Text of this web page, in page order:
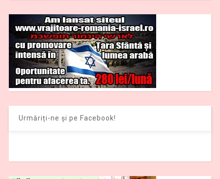
Urmăriți-ne și pe Facebook!